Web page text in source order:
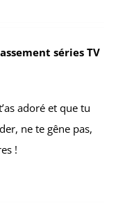
séries TV
adoré et que tu
ne te gêne pas,
!